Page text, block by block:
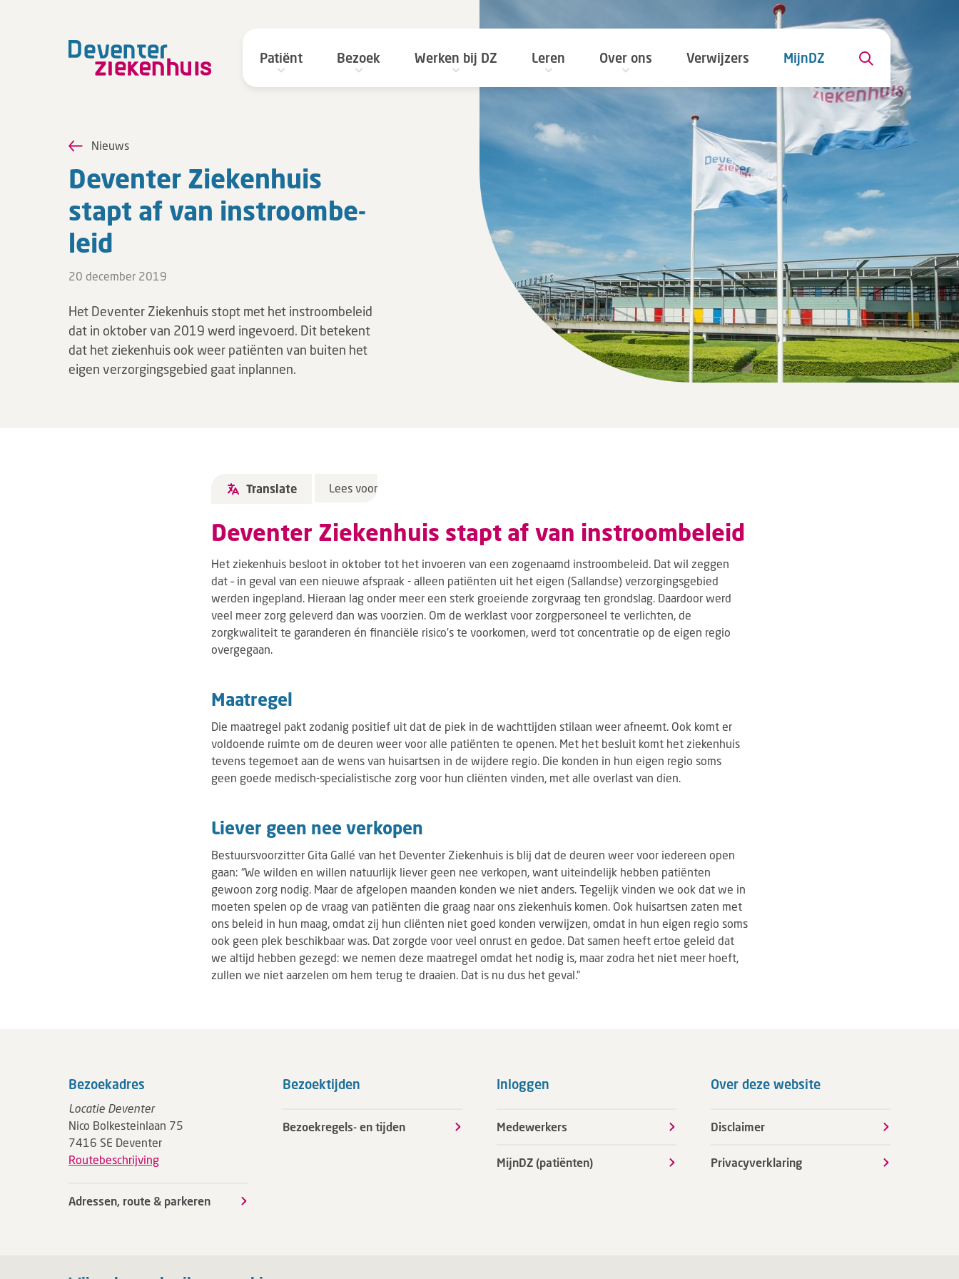
Patiënt Bezoek Werken bij DZ Leren Over ons Verwijzers MijnDZ
Nieuws
De­ven­ter Zie­ken­huis
stapt af van in­stroom­be­
leid
20 december 2019
Het Deventer Ziekenhuis stopt met het instroombeleid
dat in oktober van 2019 werd ingevoerd. Dit betekent
dat het ziekenhuis ook weer patiënten van buiten het
eigen verzorgingsgebied gaat inplannen.
Translate Lees voor
Deventer Ziekenhuis stapt af van instroombeleid
Het ziekenhuis besloot in oktober tot het invoeren van een zogenaamd instroombeleid. Dat wil zeggen
dat – in geval van een nieuwe afspraak - alleen patiënten uit het eigen (Sallandse) verzorgingsgebied
werden ingepland. Hieraan lag onder meer een sterk groeiende zorgvraag ten grondslag. Daardoor werd
veel meer zorg geleverd dan was voorzien. Om de werklast voor zorgpersoneel te verlichten, de
zorgkwaliteit te garanderen én financiële risico’s te voorkomen, werd tot concentratie op de eigen regio
overgegaan.
Maatregel
Die maatregel pakt zodanig positief uit dat de piek in de wachttijden stilaan weer afneemt. Ook komt er
voldoende ruimte om de deuren weer voor alle patiënten te openen. Met het besluit komt het ziekenhuis
tevens tegemoet aan de wens van huisartsen in de wijdere regio. Die konden in hun eigen regio soms
geen goede medisch-specialistische zorg voor hun cliënten vinden, met alle overlast van dien.
Liever geen nee verkopen
Bestuursvoorzitter Gita Gallé van het Deventer Ziekenhuis is blij dat de deuren weer voor iedereen open
gaan: “We wilden en willen natuurlijk liever geen nee verkopen, want uiteindelijk hebben patiënten
gewoon zorg nodig. Maar de afgelopen maanden konden we niet anders. Tegelijk vinden we ook dat we in
moeten spelen op de vraag van patiënten die graag naar ons ziekenhuis komen. Ook huisartsen zaten met
ons beleid in hun maag, omdat zij hun cliënten niet goed konden verwijzen, omdat in hun eigen regio soms
ook geen plek beschikbaar was. Dat zorgde voor veel onrust en gedoe. Dat samen heeft ertoe geleid dat
we altijd hebben gezegd: we nemen deze maatregel omdat het nodig is, maar zodra het niet meer hoeft,
zullen we niet aarzelen om hem terug te draaien. Dat is nu dus het geval.”
Bezoekadres
Locatie Deventer
Nico Bolkesteinlaan 75
7416 SE Deventer
Routebeschrijving
Adressen, route & parkeren
Bezoektijden
Bezoekregels- en tijden
Inloggen
Medewerkers
MijnDZ (patiënten)
Over deze website
Disclaimer
Privacyverklaring